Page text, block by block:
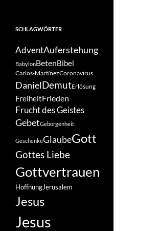
SCHLAGWÖRTER
AdventAuferstehung
BabylonBetenBibel
Carlos-MartínezCoronavirus
DanielDemutErlösung
FreiheitFrieden
Frucht des Geistes
GebetGeborgenheit
GeschenkeGlaubeGott
Gottes Liebe
Gottvertrauen
HoffnungJerusalem
Jesus
Jesus